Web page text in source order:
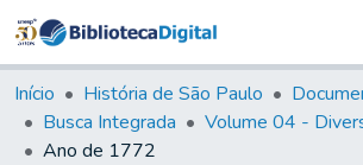
&
Coleções
Tudo na
Início História de São Paulo
Busca Integrada
Volume 04 -
Ano de 1772